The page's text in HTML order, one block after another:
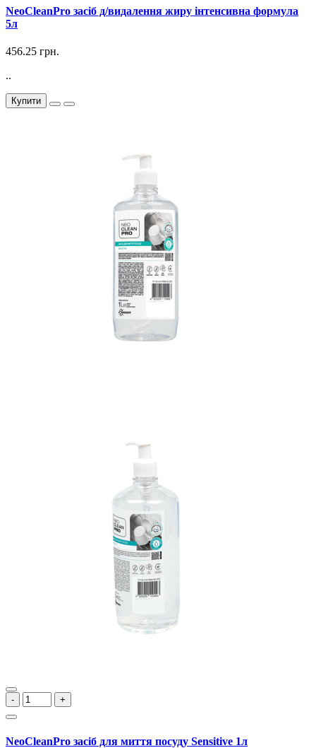
NeoCleanPro засіб д/видалення жиру інтенсивна формула
5л
456.25 грн.
..
Купити
- +
NeoCleanPro засіб для миття посуду Sensitive 1л